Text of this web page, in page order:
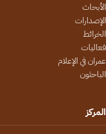
الأبحاث
الإصدارات
الخرائط
فعاليات
عمران في الإعلام
الباحثون
المركز